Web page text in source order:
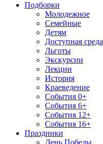
Подборки
Молодежное
Семейные
Детям
Доступная среда
Льготы
Экскурсии
Лекции
История
Краеведение
События 0+
События 6+
События 12+
События 16+
Праздники
День Победы